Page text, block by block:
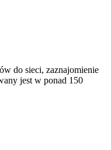
do sieci, zaznajomienie
jest w ponad 150